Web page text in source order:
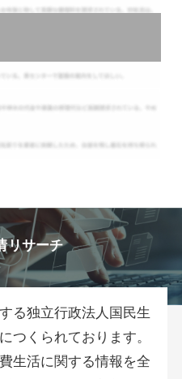
リサーチ
る独立行政法人国民生
つくられております。
生活に関する情報を全